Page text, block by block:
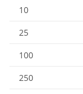
10
25
100
250